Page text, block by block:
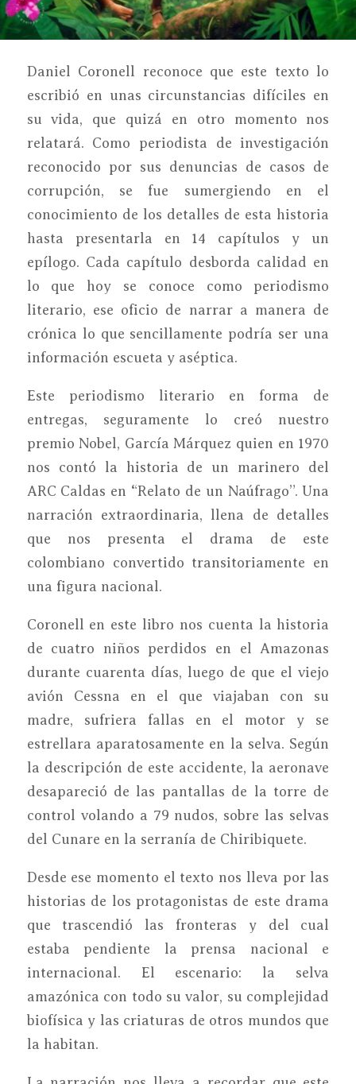
Daniel Coronell reconoce que este texto lo
escribió en unas circunstancias difíciles en
su vida, que quizá en otro momento nos
relatará. Como periodista de investigación
reconocido por sus denuncias de casos de
corrupción, se fue sumergiendo en el
conocimiento de los detalles de esta historia
hasta presentarla en 14 capítulos y un
epílogo. Cada capítulo desborda calidad en
lo que hoy se conoce como periodismo
literario, ese oficio de narrar a manera de
crónica lo que sencillamente podría ser una
información escueta y aséptica.
Este periodismo literario en forma de
entregas, seguramente lo creó nuestro
premio Nobel, García Márquez quien en 1970
nos contó la historia de un marinero del
ARC Caldas en “Relato de un Naúfrago”. Una
narración extraordinaria, llena de detalles
que nos presenta el drama de este
colombiano convertido transitoriamente en
una figura nacional.
Coronell en este libro nos cuenta la historia
de cuatro niños perdidos en el Amazonas
durante cuarenta días, luego de que el viejo
avión Cessna en el que viajaban con su
madre, sufriera fallas en el motor y se
estrellara aparatosamente en la selva. Según
la descripción de este accidente, la aeronave
desapareció de las pantallas de la torre de
control volando a 79 nudos, sobre las selvas
del Cunare en la serranía de Chiribiquete.
Desde ese momento el texto nos lleva por las
historias de los protagonistas de este drama
que trascendió las fronteras y del cual
estaba pendiente la prensa nacional e
internacional. El escenario: la selva
amazónica con todo su valor, su complejidad
biofísica y las criaturas de otros mundos que
la habitan.